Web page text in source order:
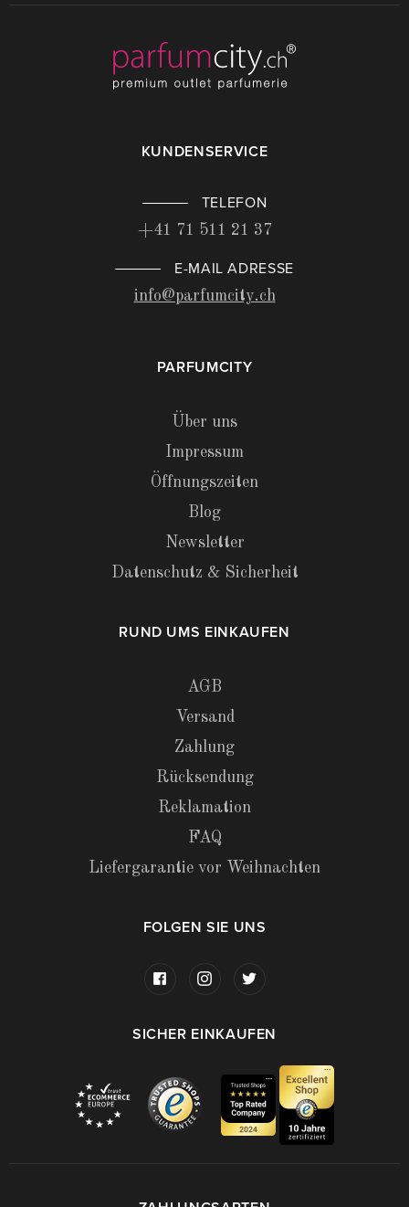
KUNDENSERVICE
TELEFON
+41 71 511 21 37
E-MAIL ADRESSE
info@parfumcity.ch
PARFUMCITY
Über uns
Impressum
Öffnungszeiten
Blog
Newsletter
Datenschutz & Sicherheit
RUND UMS EINKAUFEN
AGB
Versand
Zahlung
Rücksendung
Reklamation
FAQ
Liefergarantie vor Weihnachten
FOLGEN SIE UNS
SICHER EINKAUFEN